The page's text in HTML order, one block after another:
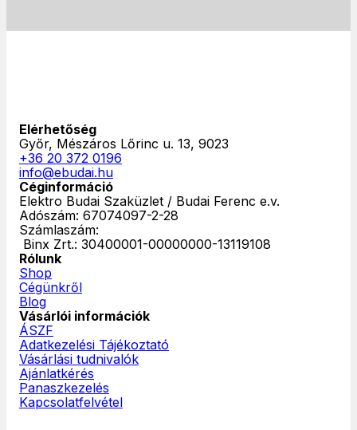
Elérhetőség
Győr, Mészáros Lőrinc u. 13, 9023
+36 20 372 0196
info@ebudai.hu
Céginformáció
Elektro Budai Szaküzlet / Budai Ferenc e.v.
Adószám: 67074097-2-28
Számlaszám:
‎ Binx Zrt.: 30400001-00000000-13119108
Rólunk
Shop
Cégünkről
Blog
Vásárlói információk
ÁSZF
Adatkezelési Tájékoztató
Vásárlási tudnivalók
Ajánlatkérés
Panaszkezelés
Kapcsolatfelvétel